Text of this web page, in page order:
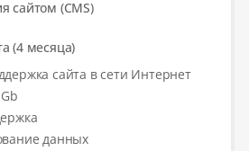
сайтом (CMS)
(4 месяца)
сайта в сети Интернет
данных